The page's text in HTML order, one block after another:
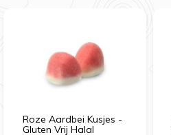
Roze Aardbei Kusjes -
Gluten Vrij Halal